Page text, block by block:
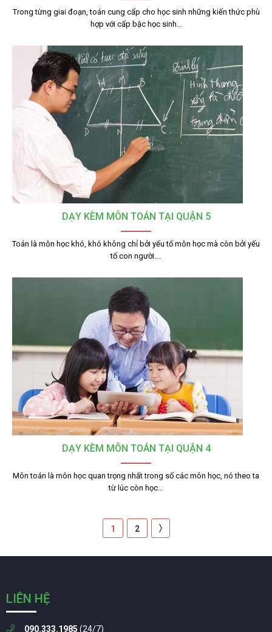
Trong từng giai đoạn, toán cung cấp cho học sinh những kiến thức phù
hợp với cấp bậc học sinh…
DẠY KÈM MÔN TOÁN TẠI QUẬN 5
Toán là môn học khó, khó không chỉ bởi yếu tố môn học mà còn bởi yếu
tố con người.…
DẠY KÈM MÔN TOÁN TẠI QUẬN 4
Môn toán là môn học quan trọng nhất trong số các môn học, nó theo ta
từ lúc còn học…
1 2 〉
LIÊN HỆ
090.333.1985 (24/7)